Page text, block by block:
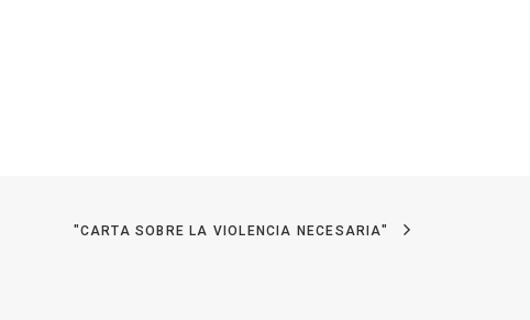
"CARTA SOBRE LA VIOLENCIA NECESARIA"